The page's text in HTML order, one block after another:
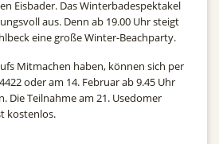
Eisbader. Das Winterbadespektakel
aus. Denn ab 19.00 Uhr steigt
eine große Winter-Beachparty.
Mitmachen haben, können sich per
oder am 14. Februar ab 9.45 Uhr
Die Teilnahme am 21. Usedomer
kostenlos.